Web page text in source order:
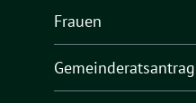
Frauen
Gemeinderatsantrag